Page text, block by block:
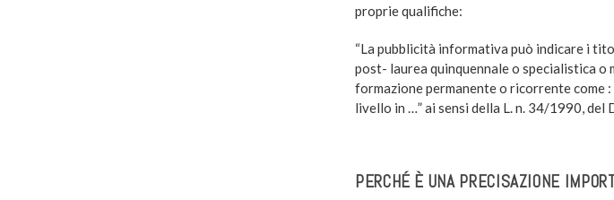
proprie qualifiche:
“La pubblicità informativa può indicare i
post- laurea quinquennale o specialistica
formazione permanente o ricorrente
livello in …” ai sensi della L. n. 34/1990,
PERCHÉ È UNA PRECISAZIONE